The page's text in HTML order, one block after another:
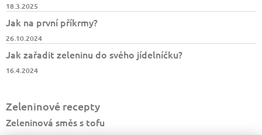
18.3.2025
Jak na první příkrmy?
26.10.2024
Jak zařadit zeleninu do svého jídelníčku?
16.4.2024
Zeleninové recepty
Zeleninová směs s tofu